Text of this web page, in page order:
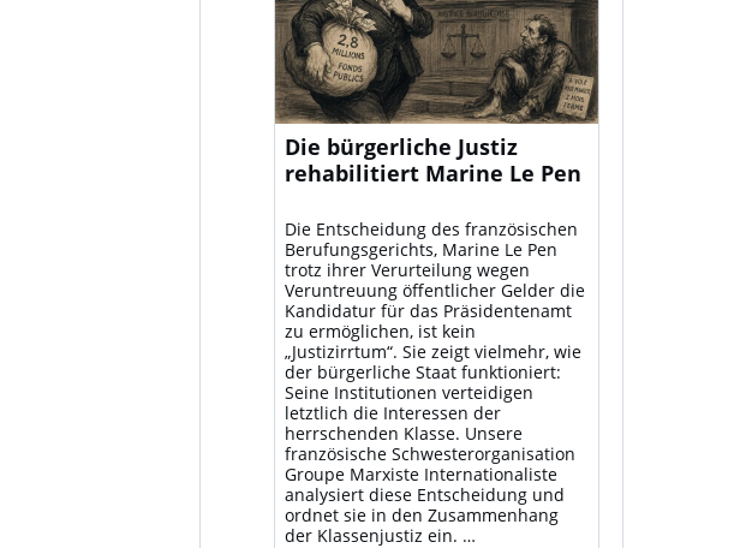
Die bürgerliche Justiz
rehabilitiert Marine Le Pen
Die Entscheidung des französischen
Berufungsgerichts, Marine Le Pen
trotz ihrer Verurteilung wegen
Veruntreuung öffentlicher Gelder die
Kandidatur für das Präsidentenamt
zu ermöglichen, ist kein
„Justizirrtum“. Sie zeigt vielmehr, wie
der bürgerliche Staat funktioniert:
Seine Institutionen verteidigen
letztlich die Interessen der
herrschenden Klasse. Unsere
französische Schwesterorganisation
Groupe Marxiste Internationaliste
analysiert diese Entscheidung und
ordnet sie in den Zusammenhang
der Klassenjustiz ein. …